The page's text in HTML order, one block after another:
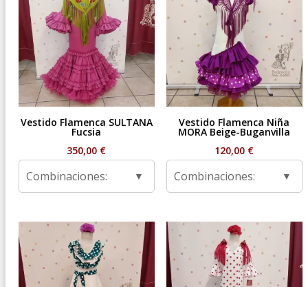
Vestido Flamenca SULTANA
Fucsia
350,00 €
Combinaciones:
Vestido Flamenca Niña
MORA Beige-Buganvilla
120,00 €
Combinaciones: